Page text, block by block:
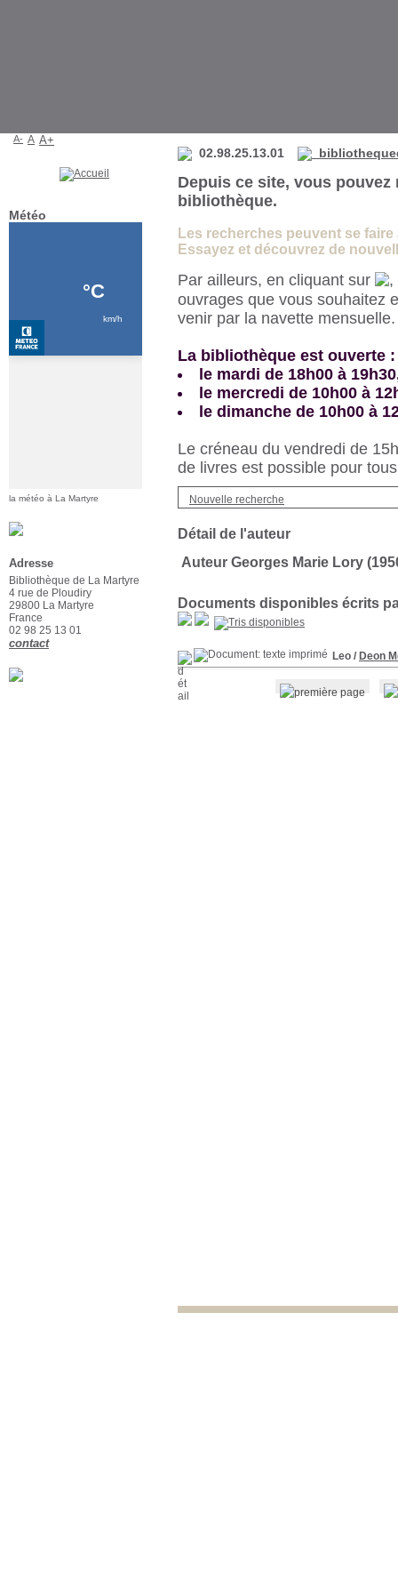
Les recherches peuvent se
Essayez et découvrez de
Par ailleurs, en cliquant sur
,
ouvrages que vous souhaitez
venir par la navette
La bibliothèque est ouverte :
le mardi de 18h00 à
le mercredi de 10h00 à
le dimanche de 10h00 à
Le créneau du vendredi de
de livres est possible pour
Nouvelle recherche
Détail de l'auteur
Auteur Georges Marie Lory
Documents disponibles écrits
Leo / Deon
02.98.25.13.01
Depuis ce site, vous
bibliothèque.
A- A A+
Météo
la météo à La Martyre
Adresse
Bibliothèque de La Martyre
4 rue de Ploudiry
29800 La Martyre
France
02 98 25 13 01
contact